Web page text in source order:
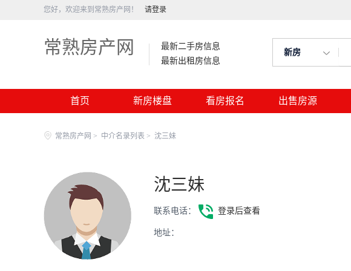
您好，欢迎来到常熟房产网！ 请登录
常熟房产网
最新二手房信息
最新出租房信息
新房
首页 新房楼盘 看房报名 出售房源
常熟房产网 > 中介名录列表 > 沈三妹
沈三妹
联系电话： 登录后查看
地址：